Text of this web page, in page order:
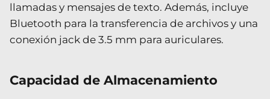
llamadas y mensajes de texto. Además, incluye
Bluetooth para la transferencia de archivos y una
conexión jack de 3.5 mm para auriculares.
Capacidad de Almacenamiento